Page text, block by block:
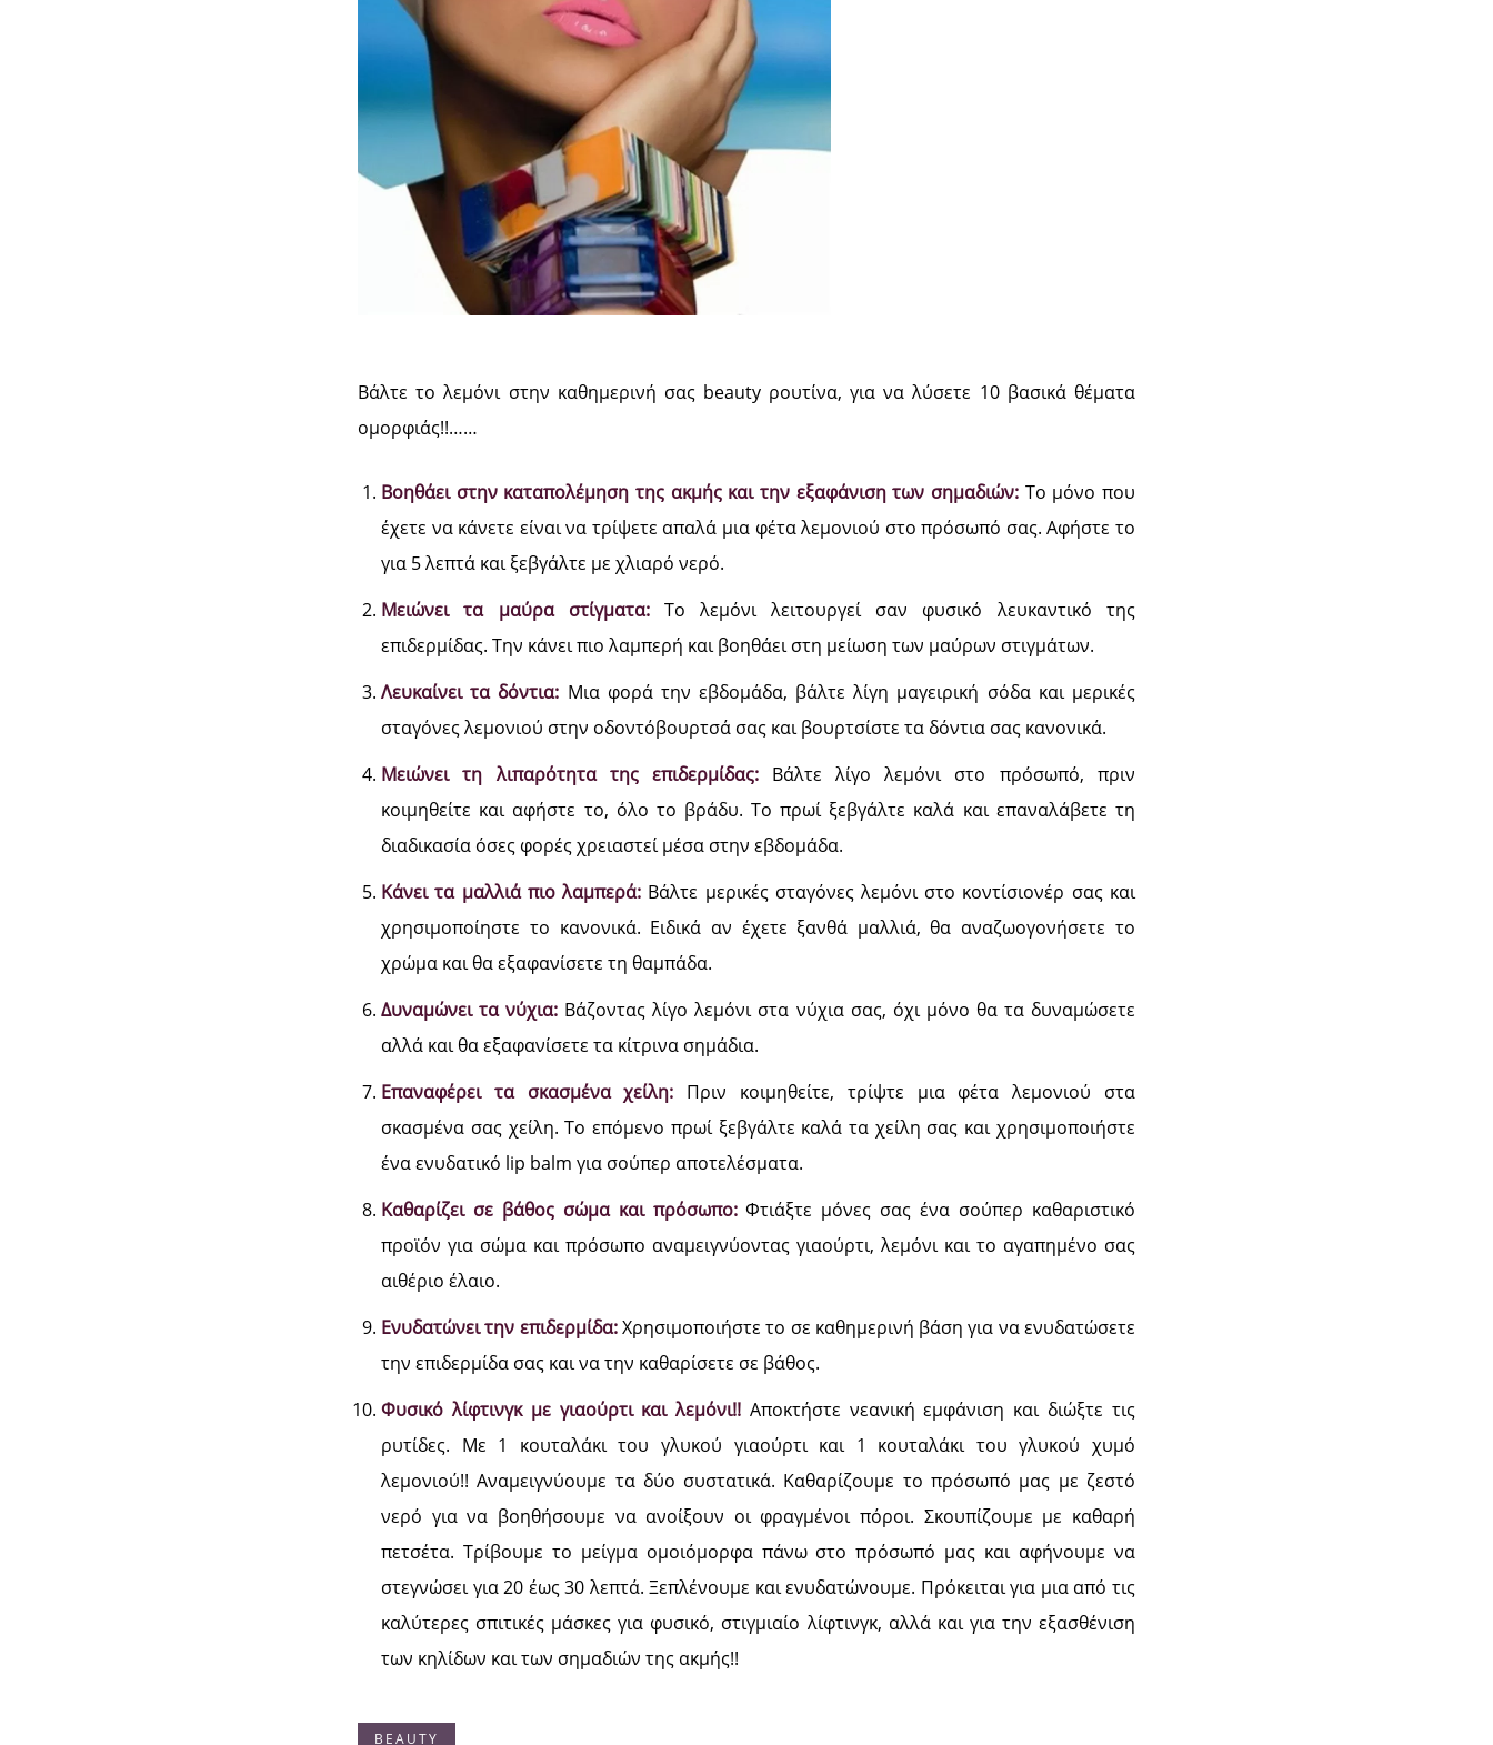
Βάλτε το λεμόνι στην καθημερινή σας beauty ρουτίνα, για να λύσετε 10 βασικά θέματα
ομορφιάς!!……
Βοηθάει στην καταπολέμηση της ακμής και την εξαφάνιση των σημαδιών: Το μόνο που
έχετε να κάνετε είναι να τρίψετε απαλά μια φέτα λεμονιού στο πρόσωπό σας. Αφήστε το
για 5 λεπτά και ξεβγάλτε με χλιαρό νερό.
Μειώνει τα μαύρα στίγματα:Το λεμόνι λειτουργεί σαν φυσικό λευκαντικό της
επιδερμίδας. Την κάνει πιο λαμπερή και βοηθάει στη μείωση των μαύρων στιγμάτων.
Λευκαίνει τα δόντια: Μια φορά την εβδομάδα, βάλτε λίγη μαγειρική σόδα και μερικές
σταγόνες λεμονιού στην οδοντόβουρτσά σας και βουρτσίστε τα δόντια σας κανονικά.
Μειώνει τη λιπαρότητα της επιδερμίδας:Βάλτε λίγο λεμόνι στο πρόσωπό, πριν
κοιμηθείτε και αφήστε το, όλο το βράδυ. Το πρωί ξεβγάλτε καλά και επαναλάβετε τη
διαδικασία όσες φορές χρειαστεί μέσα στην εβδομάδα.
Κάνει τα μαλλιά πιο λαμπερά: Βάλτε μερικές σταγόνες λεμόνι στο κοντίσιονέρ σας και
χρησιμοποίηστε το κανονικά. Ειδικά αν έχετε ξανθά μαλλιά, θα αναζωογονήσετε το
χρώμα και θα εξαφανίσετε τη θαμπάδα.
Δυναμώνει τα νύχια: Βάζοντας λίγο λεμόνι στα νύχια σας, όχι μόνο θα τα δυναμώσετε
αλλά και θα εξαφανίσετε τα κίτρινα σημάδια.
Επαναφέρει τα σκασμένα χείλη: Πριν κοιμηθείτε, τρίψτε μια φέτα λεμονιού στα
σκασμένα σας χείλη. Το επόμενο πρωί ξεβγάλτε καλά τα χείλη σας και χρησιμοποιήστε
ένα ενυδατικό lip balm για σούπερ αποτελέσματα.
Καθαρίζει σε βάθος σώμα και πρόσωπο:Φτιάξτε μόνες σας ένα σούπερ καθαριστικό
προϊόν για σώμα και πρόσωπο αναμειγνύοντας γιαούρτι, λεμόνι και το αγαπημένο σας
αιθέριο έλαιο.
Ενυδατώνει την επιδερμίδα:Χρησιμοποιήστε το σε καθημερινή βάση για να ενυδατώσετε
την επιδερμίδα σας και να την καθαρίσετε σε βάθος.
Φυσικό λίφτινγκ με γιαούρτι και λεμόνι!! Αποκτήστε νεανική εμφάνιση και διώξτε τις
ρυτίδες. Mε 1 κουταλάκι του γλυκού γιαούρτι και 1 κουταλάκι του γλυκού χυμό
λεμονιού!! Αναμειγνύουμε τα δύο συστατικά. Καθαρίζουμε το πρόσωπό μας με ζεστό
νερό για να βοηθήσουμε να ανοίξουν οι φραγμένοι πόροι. Σκουπίζουμε με καθαρή
πετσέτα. Τρίβουμε το μείγμα ομοιόμορφα πάνω στο πρόσωπό μας και αφήνουμε να
στεγνώσει για 20 έως 30 λεπτά. Ξεπλένουμε και ενυδατώνουμε. Πρόκειται για μια από τις
καλύτερες σπιτικές μάσκες για φυσικό, στιγμιαίο λίφτινγκ, αλλά και για την εξασθένιση
των κηλίδων και των σημαδιών της ακμής!!
BEAUTY